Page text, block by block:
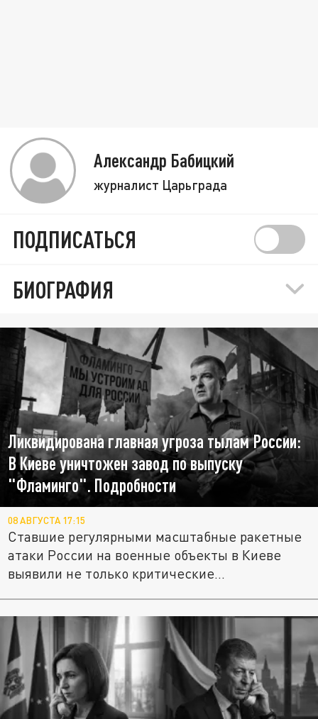
Александр Бабицкий
журналист Царьграда
ПОДПИСАТЬСЯ
БИОГРАФИЯ
Ликвидирована главная угроза тылам России:
В Киеве уничтожен завод по выпуску
"Фламинго". Подробности
08 АВГУСТА 17:15
Ставшие регулярными масштабные ракетные
атаки России на военные объекты в Киеве
выявили не только критические...